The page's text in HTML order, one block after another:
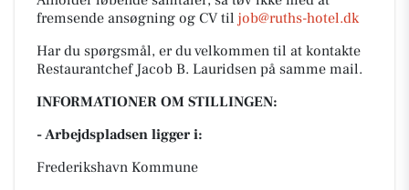
fremsende ansøgning og CV til job@ruths-hotel.dk
Har du spørgsmål, er du velkommen til at kontakte
Restaurantchef Jacob B. Lauridsen på samme mail.
INFORMATIONER OM STILLINGEN:
- Arbejdspladsen ligger i:
Frederikshavn Kommune